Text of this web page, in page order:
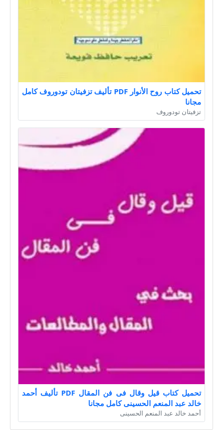
تحميل كتاب روح الأنوار PDF تأليف تزفيتان تودوروف كامل
مجانا
تزفيتان تودوروف
تحميل كتاب قيل وقال فى فن المقال PDF تأليف أحمد
خالد عبد المنعم الحسينى كامل مجانا
أحمد خالد عبد المنعم الحسينى